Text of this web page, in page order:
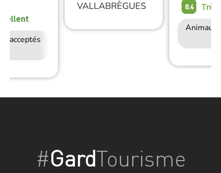
acceptés
VALLABRÈGUES 8.4 Très
Animaux
#GardTourisme